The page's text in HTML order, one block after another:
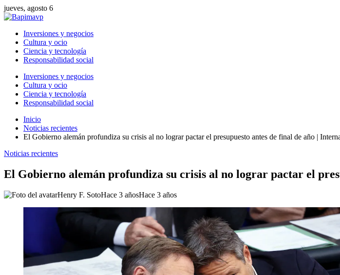
jueves, agosto 6
Inversiones y negocios
Cultura y ocio
Ciencia y tecnología
Responsabilidad social
Inversiones y negocios
Cultura y ocio
Ciencia y tecnología
Responsabilidad social
Inicio
Noticias recientes
El Gobierno alemán profundiza su crisis al no lograr pactar el presupuesto antes de final de año |
Noticias recientes
El Gobierno alemán profundiza su crisis al no lograr pactar el
Henry F. SotoHace 3 añosHace 3 años